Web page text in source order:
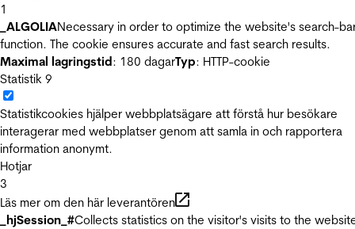
1
_ALGOLIANecessary in order to optimize the website's search-
function. The cookie ensures accurate and fast search results.
Maximal lagringstid: 180 dagarTyp: HTTP-cookie
Statistik 9
Statistikcookies hjälper webbplatsägare att förstå hur besökare
interagerar med webbplatser genom att samla in och rapportera
information anonymt.
Hotjar
3
Läs mer om den här leverantören
_hjSession_#Collects statistics on the visitor's visits to the